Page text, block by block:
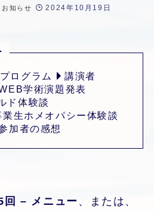
お知らせ 2024年10月19日
プログラム
講演者
学術演題発表
ド体験談
生ホメオパシー体験談
加者の感想
回 – メニュー 、または、